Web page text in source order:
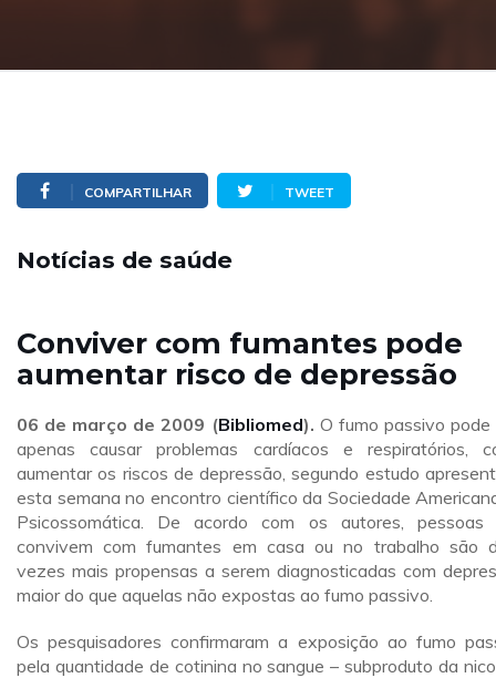
COMPARTILHAR TWEET
Notícias de saúde
Conviver com fumantes pode
aumentar risco de depressão
06 de março de 2009 (Bibliomed). O fumo passivo pode
apenas causar problemas cardíacos e respiratórios,
aumentar os riscos de depressão, segundo estudo
esta semana no encontro científico da Sociedade
Psicossomática. De acordo com os autores, pessoas
convivem com fumantes em casa ou no trabalho são
vezes mais propensas a serem diagnosticadas com
maior do que aquelas não expostas ao fumo passivo.
Os pesquisadores confirmaram a exposição ao fumo
pela quantidade de cotinina no sangue – subproduto da